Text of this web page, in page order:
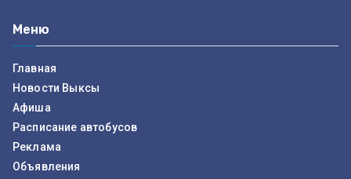
Меню
Главная
Новости Выксы
Афиша
Расписание автобусов
Реклама
Объявления